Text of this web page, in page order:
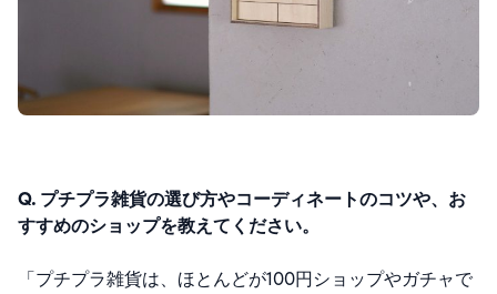
Q. プチプラ雑貨の選び方やコーディネートのコツや、お
すすめのショップを教えてください。
「プチプラ雑貨は、ほとんどが100円ショップやガチャで